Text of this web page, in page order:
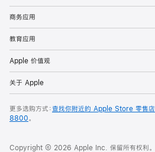
商务应用
教育应用
Apple 价值观
关于 Apple
更多选购方式：查找你附近的 Apple Store 零售店
8800。
Copyright © 2026 Apple Inc. 保留所有权利。